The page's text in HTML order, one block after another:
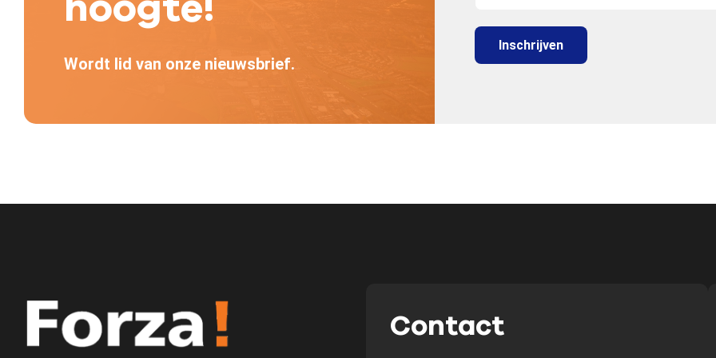
Wordt lid van onze nieuwsbrief.
Contact